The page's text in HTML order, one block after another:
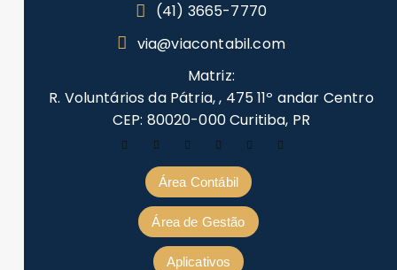
(41) 3665-7770
via@viacontabil.com
Matriz:
R. Voluntários da Pátria, , 475 11º andar Centro
CEP: 80020-000 Curitiba, PR
Área Contábil
Área de Gestão
Aplicativos